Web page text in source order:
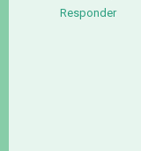
Responder